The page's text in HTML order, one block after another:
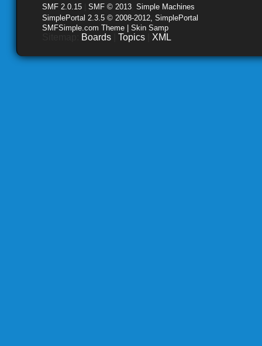
SMF 2.0.15 SMF © 2013 Simple Machines
SimplePortal 2.3.5 © 2008-2012, SimplePortal
SMFSimple.com Theme | Skin Samp
Boards Topics XML